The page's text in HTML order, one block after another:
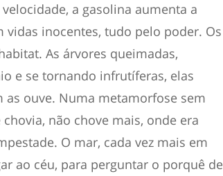
a gasolina aumenta a
vidas inocentes, tudo pelo poder. Os
As árvores queimadas,
e se tornando infrutíferas, elas
ouve. Numa metamorfose sem
não chove mais, onde era
O mar, cada vez mais em
ao céu, para perguntar o porquê de